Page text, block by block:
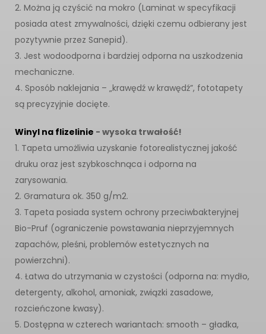
2. Można ją czyścić na mokro (Laminat w specyfikacji
posiada atest zmywalności, dzięki czemu odbierany jest
pozytywnie przez Sanepid).
3. Jest wodoodporna i bardziej odporna na uszkodzenia
mechaniczne.
4. Sposób naklejania – „krawędź w krawędź”, fototapety
są precyzyjnie docięte.
Winyl na flizelinie - wysoka trwałość!
1. Tapeta umożliwia uzyskanie fotorealistycznej jakość
druku oraz jest szybkoschnąca i odporna na
zarysowania.
2. Gramatura ok. 350 g/m2.
3. Tapeta posiada system ochrony przeciwbakteryjnej
Bio-Pruf (ograniczenie powstawania nieprzyjemnych
zapachów, pleśni, problemów estetycznych na
powierzchni).
4. Łatwa do utrzymania w czystości (odporna na: mydło,
detergenty, alkohol, amoniak, związki zasadowe,
rozcieńczone kwasy).
5. Dostępna w czterech wariantach: smooth – gładka,